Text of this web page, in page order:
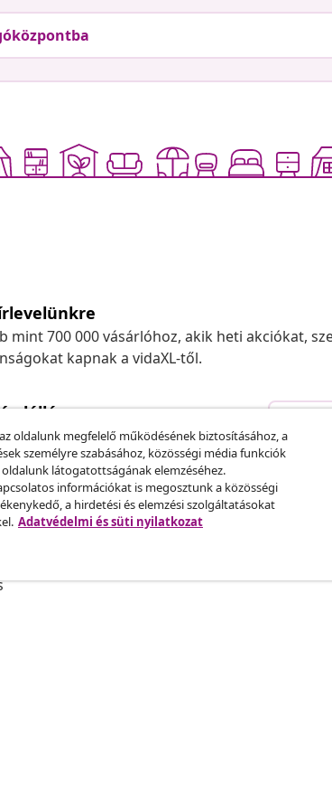
mint 700 000 vásárlóhoz, akik heti akciókat,
kapnak a vidaXL-től.
elállás
lemondására vonatkozó kérelmet.
Üzlet
Partnerprogram
oldalunk megfelelő működésének biztosításához, a
személyre szabásához, közösségi média funkciók
oldalunk látogatottságának elemzéséhez.
információkat is megosztunk a közösségi
a hirdetési és elemzési szolgáltatásokat
Adatvédelmi és süti nyilatkozat